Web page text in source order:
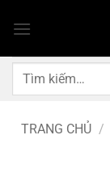
qua
dung
Tìm
TRANG CHỦ /